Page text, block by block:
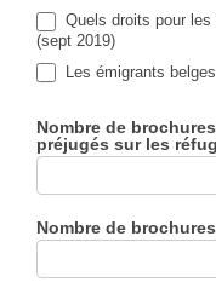
Quels droits pour
(sept 2019)
Les émigrants
Nombre de
préjugés sur les
Nombre de